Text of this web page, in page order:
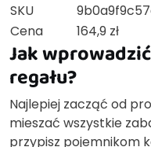
SKU
Cena
164,9 zł
Jak
regału?
Najlepiej zacząć od
mieszać wszystkie
przypisz pojemnikom